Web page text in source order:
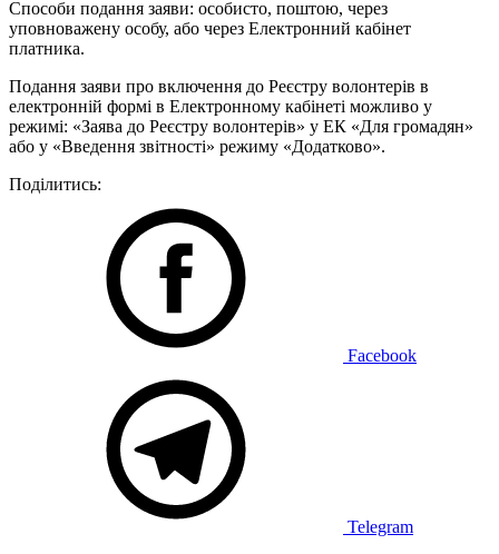
Способи подання заяви: особисто, поштою, через
уповноважену особу, або через Електронний кабінет
платника.
Подання заяви про включення до Реєстру волонтерів в
електронній формі в Електронному кабінеті можливо у
режимі: «Заява до Реєстру волонтерів» у ЕК «Для громадян»
або у «Введення звітності» режиму «Додатково».
Поділитись:
Facebook
Telegram